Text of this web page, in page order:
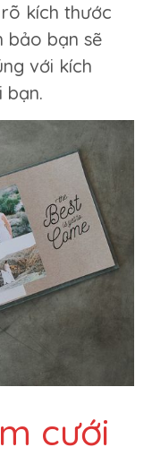
kích thước
bảo bạn sẽ
với kích
bạn.
cưới